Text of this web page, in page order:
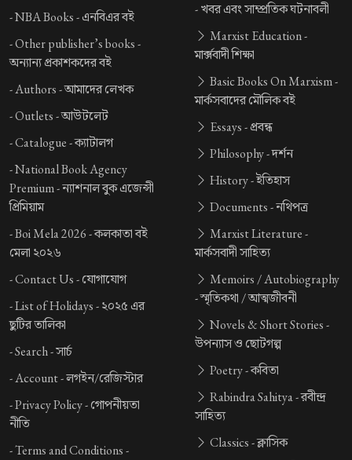
-NBA Books -এনবিএর বই
-Other publisher’s books -
অন্যান্য প্রকাশকদের বই
-Authors -আমাদের লেখক
-Outlets -আউটলেট
-Catalogue -ক্যাটালগ
-National Book Agency
Premium -ন্যাশনাল বুক এজেন্সী
প্রিমিয়াম
-Boi Mela 2026 -কলকাতা বই
মেলা ২০২৬
-Contact Us -যোগাযোগ
-List of Holidays -২০২৫ এর
ছুটির তালিকা
-Search -সার্চ
-Account -লগইন/রেজিস্টার
-Privacy Policy -গোপনীয়তা
নীতি
-Terms and Conditions -
-খবর এবং সাম্প্রতিক ঘটনাবলী
Marxist Education -
মার্ক্সবাদী শিক্ষা
Basic Books On Marxism -
মার্কসবাদের মৌলিক বই
Essays -প্রবন্ধ
Philosophy -দর্শন
History -ইতিহাস
Documents -নথিপত্র
Marxist Literature -
মার্কসবাদী সাহিত্য
Memoirs / Autobiography
-স্মৃতিকথা / আত্মজীবনী
Novels & Short Stories -
উপন্যাস ও ছোটগল্প
Poetry -কবিতা
Rabindra Sahitya -রবীন্দ্র
সাহিত্য
Classics -ক্লাসিক